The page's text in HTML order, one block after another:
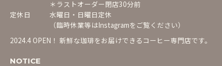
＊ラストオーダー閉店30分前
定休日
水曜日・日曜日定休
（臨時休業等はInstagramをご覧ください）
2024.4 OPEN！ 新鮮な珈琲をお届けできるコーヒー専門店です。
NOTICE